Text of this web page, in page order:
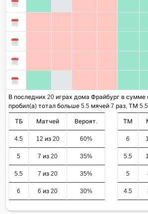
В последних 20 играх дома Фрайбург в сумме
пробил(а) тотал больше 5.5 мячей 7 раз, ТМ
ТБ Матчей Вероят.
4.5 12 из 20 60%
5 7 из 20 35%
5.5 7 из 20 35%
6 6 из 20 30%
ТМ
6
5.5
5
4.5